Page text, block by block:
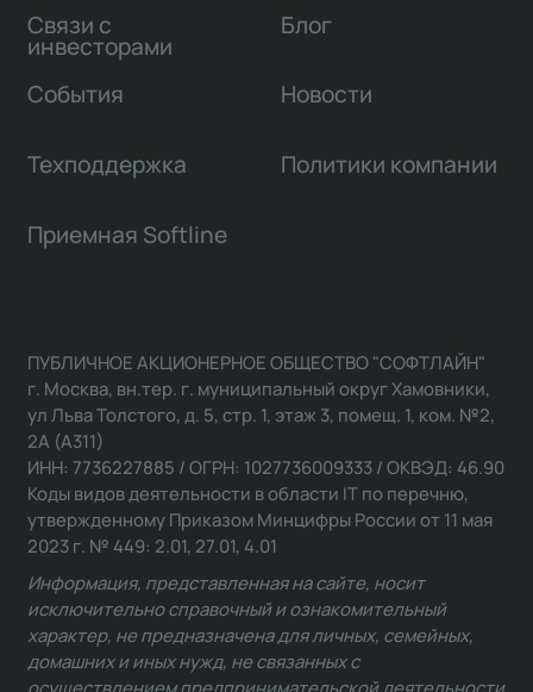
Связи с
инвесторами
Блог
События Новости
Техподдержка Политики компании
Приемная Softline
ПУБЛИЧНОЕ АКЦИОНЕРНОЕ ОБЩЕСТВО "СОФТЛАЙН"
г. Москва, вн.тер. г. муниципальный округ Хамовники,
ул Льва Толстого, д. 5, стр. 1, этаж 3, помещ. 1, ком. №2,
2А (А311)
ИНН: 7736227885 / ОГРН: 1027736009333 / ОКВЭД: 46.90
Коды видов деятельности в области IT по перечню,
утвержденному Приказом Минцифры России от 11 мая
2023 г. № 449: 2.01, 27.01, 4.01
Информация, представленная на сайте, носит
исключительно справочный и ознакомительный
характер, не предназначена для личных, семейных,
домашних и иных нужд, не связанных с